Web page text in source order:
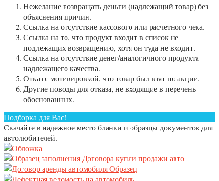
Нежелание возвращать деньги (надлежащий товар) без
объяснения причин.
Ссылка на отсутствие кассового или расчетного чека.
Ссылка на то, что продукт входит в список не
подлежащих возвращению, хотя он туда не входит.
Ссылка на отсутствие денег/аналогичного продукта
надлежащего качества.
Отказ с мотивировкой, что товар был взят по акции.
Другие поводы для отказа, не входящие в перечень
обоснованных.
Подборка для Вас!
Скачайте в надежное место бланки и образцы документов для
автолюбителей.